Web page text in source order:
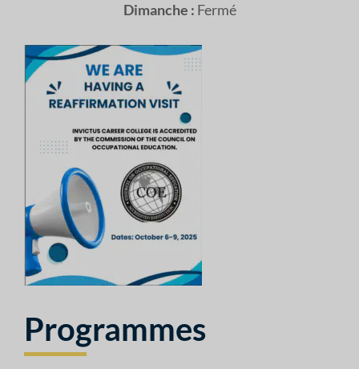
Dimanche : Fermé
Programmes